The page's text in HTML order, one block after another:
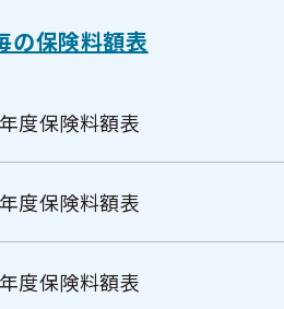
の保険料額表
度保険料額表
度保険料額表
度保険料額表